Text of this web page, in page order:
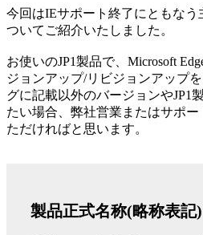
今回はIEサポート終了にともなう
ついてご紹介いたしました。
お使いのJP1製品で、Microsoft
ジョンアップ/リビジョンアップ
グに記載以外のバージョンやJP1
たい場合、弊社営業またはサポ
ただければと思います。
製品正式名称(略称表記)